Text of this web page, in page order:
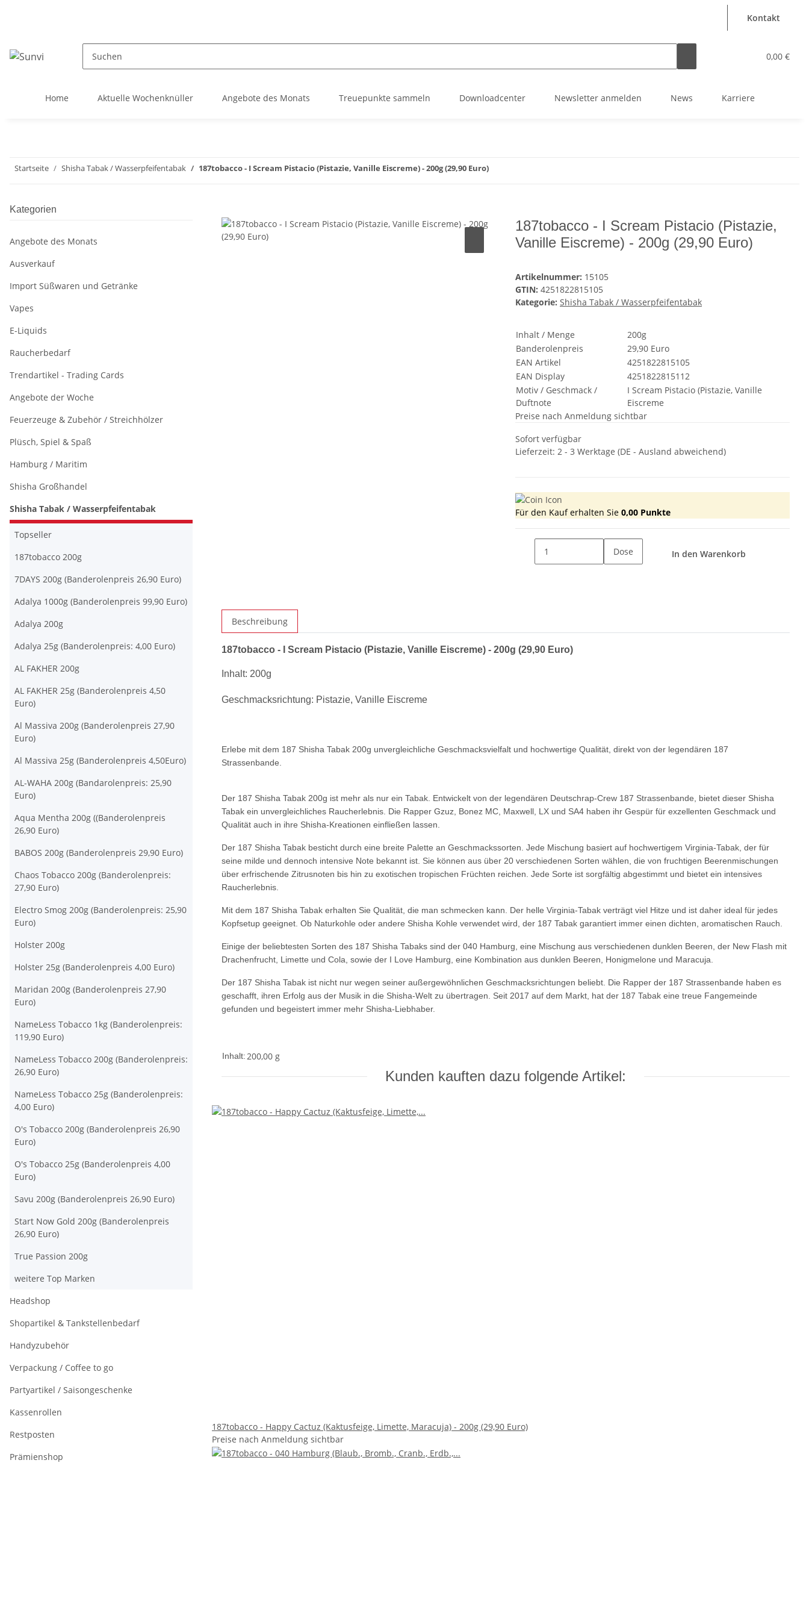
Kontakt
0,00 €
Home Aktuelle Wochenknüller Angebote des Monats Treuepunkte sammeln Downloadcenter Newsletter anmelden News Karriere
Startseite Shisha Tabak / Wasserpfeifentabak 187tobacco - I Scream Pistacio (Pistazie, Vanille Eiscreme) - 200g (29,90 Euro)
187tobacco - I Scream Pistacio (Pistazie,
Vanille Eiscreme) - 200g (29,90 Euro)
Artikelnummer: 15105
GTIN: 4251822815105
Kategorie: Shisha Tabak / Wasserpfeifentabak
Inhalt / Menge
200g
Banderolenpreis
29,90 Euro
EAN Artikel
4251822815105
EAN Display
4251822815112
Motiv / Geschmack /
Duftnote
I Scream Pistacio (Pistazie, Vanille
Eiscreme
Preise nach Anmeldung sichtbar
Sofort verfügbar
Lieferzeit: 2 - 3 Werktage (DE - Ausland abweichend)
Für den Kauf erhalten Sie 0,00 Punkte
Dose In den Warenkorb
Beschreibung
187tobacco - I Scream Pistacio (Pistazie, Vanille Eiscreme) - 200g (29,90 Euro)
Inhalt: 200g
Geschmacksrichtung: Pistazie, Vanille Eiscreme
Erlebe mit dem 187 Shisha Tabak 200g unvergleichliche Geschmacksvielfalt und hochwertige Qualität, direkt von der legendären 187
Strassenbande.
Der 187 Shisha Tabak 200g ist mehr als nur ein Tabak. Entwickelt von der legendären Deutschrap-Crew 187 Strassenbande, bietet dieser Shisha
Tabak ein unvergleichliches Raucherlebnis. Die Rapper Gzuz, Bonez MC, Maxwell, LX und SA4 haben ihr Gespür für exzellenten Geschmack und
Qualität auch in ihre Shisha-Kreationen einfließen lassen.
Der 187 Shisha Tabak besticht durch eine breite Palette an Geschmackssorten. Jede Mischung basiert auf hochwertigem Virginia-Tabak, der für
seine milde und dennoch intensive Note bekannt ist. Sie können aus über 20 verschiedenen Sorten wählen, die von fruchtigen Beerenmischungen
über erfrischende Zitrusnoten bis hin zu exotischen tropischen Früchten reichen. Jede Sorte ist sorgfältig abgestimmt und bietet ein intensives
Raucherlebnis.
Mit dem 187 Shisha Tabak erhalten Sie Qualität, die man schmecken kann. Der helle Virginia-Tabak verträgt viel Hitze und ist daher ideal für jedes
Kopfsetup geeignet. Ob Naturkohle oder andere Shisha Kohle verwendet wird, der 187 Tabak garantiert immer einen dichten, aromatischen Rauch.
Einige der beliebtesten Sorten des 187 Shisha Tabaks sind der 040 Hamburg, eine Mischung aus verschiedenen dunklen Beeren, der New Flash mit
Drachenfrucht, Limette und Cola, sowie der I Love Hamburg, eine Kombination aus dunklen Beeren, Honigmelone und Maracuja.
Der 187 Shisha Tabak ist nicht nur wegen seiner außergewöhnlichen Geschmacksrichtungen beliebt. Die Rapper der 187 Strassenbande haben es
geschafft, ihren Erfolg aus der Musik in die Shisha-Welt zu übertragen. Seit 2017 auf dem Markt, hat der 187 Tabak eine treue Fangemeinde
gefunden und begeistert immer mehr Shisha-Liebhaber.
Inhalt:200,00 g
Kunden kauften dazu folgende Artikel:
187tobacco - Happy Cactuz (Kaktusfeige, Limette, Maracuja) - 200g (29,90 Euro)
Preise nach Anmeldung sichtbar
Kategorien
Angebote des Monats
Ausverkauf
Import Süßwaren und Getränke
Vapes
E-Liquids
Raucherbedarf
Trendartikel - Trading Cards
Angebote der Woche
Feuerzeuge & Zubehör / Streichhölzer
Plüsch, Spiel & Spaß
Hamburg / Maritim
Shisha Großhandel
Shisha Tabak / Wasserpfeifentabak
Topseller
187tobacco 200g
7DAYS 200g (Banderolenpreis 26,90 Euro)
Adalya 1000g (Banderolenpreis 99,90 Euro)
Adalya 200g
Adalya 25g (Banderolenpreis: 4,00 Euro)
AL FAKHER 200g
AL FAKHER 25g (Banderolenpreis 4,50
Euro)
Al Massiva 200g (Banderolenpreis 27,90
Euro)
Al Massiva 25g (Banderolenpreis 4,50Euro)
AL-WAHA 200g (Bandarolenpreis: 25,90
Euro)
Aqua Mentha 200g ((Banderolenpreis
26,90 Euro)
BABOS 200g (Banderolenpreis 29,90 Euro)
Chaos Tobacco 200g (Banderolenpreis:
27,90 Euro)
Electro Smog 200g (Banderolenpreis: 25,90
Euro)
Holster 200g
Holster 25g (Banderolenpreis 4,00 Euro)
Maridan 200g (Banderolenpreis 27,90
Euro)
NameLess Tobacco 1kg (Banderolenpreis:
119,90 Euro)
NameLess Tobacco 200g (Banderolenpreis:
26,90 Euro)
NameLess Tobacco 25g (Banderolenpreis:
4,00 Euro)
O's Tobacco 200g (Banderolenpreis 26,90
Euro)
O's Tobacco 25g (Banderolenpreis 4,00
Euro)
Savu 200g (Banderolenpreis 26,90 Euro)
Start Now Gold 200g (Banderolenpreis
26,90 Euro)
True Passion 200g
weitere Top Marken
Headshop
Shopartikel & Tankstellenbedarf
Handyzubehör
Verpackung / Coffee to go
Partyartikel / Saisongeschenke
Kassenrollen
Restposten
Prämienshop